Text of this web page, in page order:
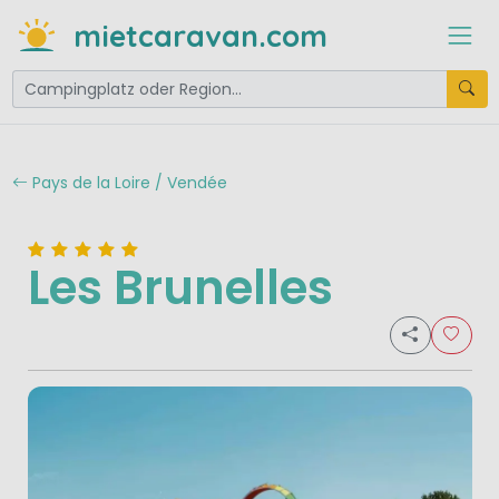
mietcaravan.com
Pays de la Loire / Vendée
Les Brunelles